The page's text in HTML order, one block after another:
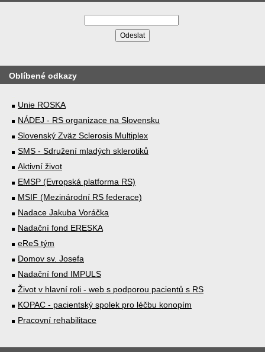
Oblíbené odkazy
Unie ROSKA
NÁDEJ - RS organizace na Slovensku
Slovenský Zväz Sclerosis Multiplex
SMS - Sdružení mladých sklerotiků
Aktivní život
EMSP (Evropská platforma RS)
MSIF (Mezinárodní RS federace)
Nadace Jakuba Voráčka
Nadační fond ERESKA
eReS tým
Domov sv. Josefa
Nadační fond IMPULS
Život v hlavní roli - web s podporou pacientů s RS
KOPAC - pacientský spolek pro léčbu konopím
Pracovní rehabilitace